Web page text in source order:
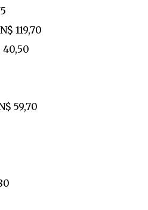
119,70
40,50
59,70